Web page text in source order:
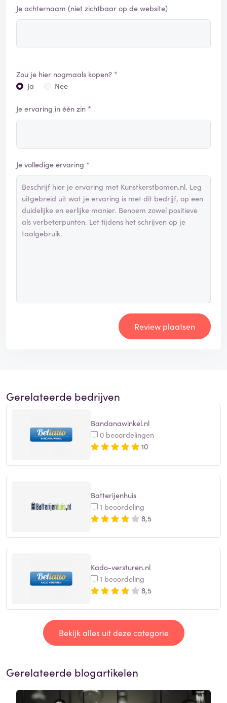
Je achternaam (niet zichtbaar op de website)
Zou je hier nogmaals kopen? *
Ja
Nee
Je ervaring in één zin *
Je volledige ervaring *
Review plaatsen
Gerelateerde bedrijven
Bandanawinkel.nl
0 beoordelingen
10
Batterijenhuis
1 beoordeling
8,5
Kado-versturen.nl
1 beoordeling
8,5
Bekijk alles uit deze categorie
Gerelateerde blogartikelen